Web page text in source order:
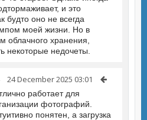
и это
будто оно не всегда
моей жизни. Но в
облачного хранения,
некоторые недочеты.
24 December 2025 03:01
работает для
фотографий.
понятен, а загрузка